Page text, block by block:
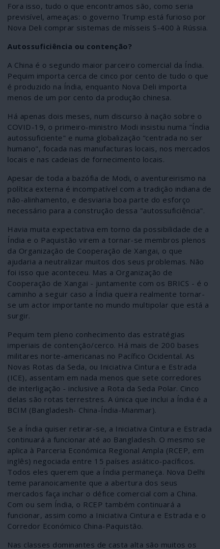
Fora isso, tudo o que encontramos são, como seria
previsível, ameaças: o governo Trump está furioso por
Nova Deli comprar sistemas de mísseis S-400 à Rússia.
Autossuficiência ou contenção?
A China é o segundo maior parceiro comercial da Índia.
Pequim importa cerca de cinco por cento de tudo o que
é produzido na Índia, enquanto Nova Deli importa
menos de um por cento da produção chinesa.
Há apenas dois meses, num discurso à nação sobre o
COVID-19, o primeiro-ministro Modi insistiu numa "Índia
autossuficiente" e numa globalização “centrada no ser
humano", focada nas manufacturas locais, nos mercados
locais e nas cadeias de fornecimento locais.
Apesar de toda a bazófia de Modi, o aventureirismo na
política externa é incompatível com a tradição indiana de
não-alinhamento, e desviaria boa parte do esforço
necessário para a construção dessa "autossuficiência".
Havia muita expectativa em torno da possibilidade de a
Índia e o Paquistão virem a tornar-se membros plenos
da Organização de Cooperação de Xangai, o que
ajudaria a neutralizar muitos dos seus problemas. Não
foi isso que aconteceu. Mas a Organização de
Cooperação de Xangai - juntamente com os BRICS - é o
caminho a seguir caso a Índia queira realmente tornar-
se um actor importante no mundo multipolar que está a
surgir.
Pequim tem pleno conhecimento das estratégias
imperiais de contenção/cerco. Há mais de 200 bases
militares norte-americanas no Pacífico Ocidental. As
Novas Rotas da Seda, ou Iniciativa Cintura e Estrada
(ICE), assentam em nada menos que sete corredores
de interligação - inclusive a Rota da Seda Polar. Cinco
delas são rotas terrestres. A única que inclui a Índia é a
BCIM (Bangladesh- China-Índia-Mianmar).
Se a Índia quiser retirar-se, a Iniciativa Cintura e Estrada
continuará a funcionar até ao Bangladesh. O mesmo se
aplica à Parceria Económica Regional Ampla (RCEP, em
inglês) negociada entre 15 países asiático-pacíficos.
Todos eles querem que a Índia permaneça. Nova Delhi
teme paranoicamente que a abertura dos seus
mercados faça inchar o défice comercial com a China.
Com ou sem Índia, o RCEP também continuará a
funcionar, assim como a Iniciativa Cintura e Estrada e o
Corredor Económico China-Paquistão.
Nas classes dominantes de casta alta são muitos os